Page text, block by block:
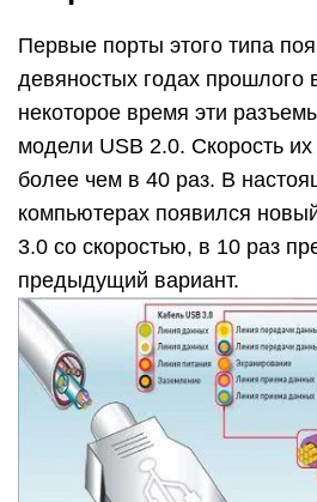
Первые порты этого типа
девяностых годах прошлого
некоторое время эти
модели USB 2.0. Скорость
более чем в 40 раз. В
компьютерах появился
3.0 со скоростью, в 10 раз
предыдущий вариант.